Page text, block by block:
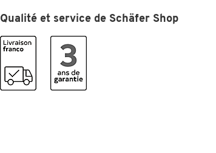
Poids (kg)
Protection anti-uv
Recyclable
Qualité et service de Schäfer Shop